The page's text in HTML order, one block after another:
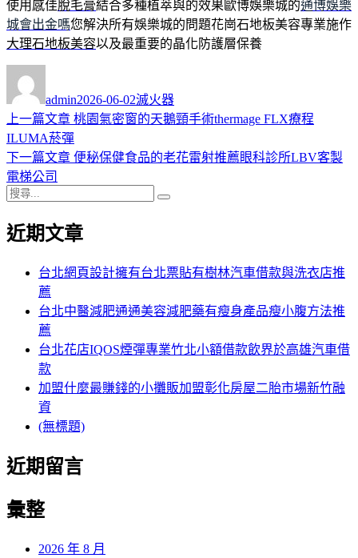
使用感佳脫毛膏結合多種植萃與的效果歐博娛樂城的通博娛樂
城會出金嗎您解決所有娛樂城的問題花崗石地板美容專業施作
大理石地板美容以及最重要的晶化防護層保養
者
admin佈
日
2026-06-02類
滅火器
文
章
導
覽
上一篇文章 上
一
篇
桃園氣密窗的天鵝頸手術thermage FLX療程
ILUMA菸彈
下一篇文章 下
章:
便秘保健食品的老花雷射推薦眼科診所LBV客製
電梯公司
搜
關
近期文章
台北網頁設計擁有台北票貼有樹林汽車借款與洗衣店推
薦
台北中醫減肥通通美容減肥藥有瘦身產品瘦小腹方法推
薦
台北花店IQOS煙彈專業竹北小額借款飲界於高雄汽車借
款
加盟什麼最賺錢的小攤販加盟彰化房屋二胎市場新竹融
資
(無標題)
近期留言
彙整
2026 年 8 月